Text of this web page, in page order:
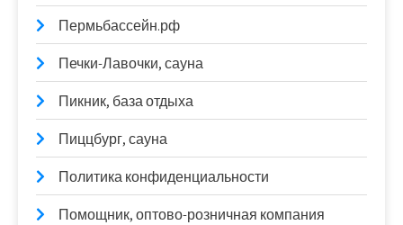
Пермьбассейн.рф
Печки-Лавочки, сауна
Пикник, база отдыха
Пиццбург, сауна
Политика конфиденциальности
Помощник, оптово-розничная компания